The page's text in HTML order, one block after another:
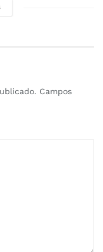
Campos